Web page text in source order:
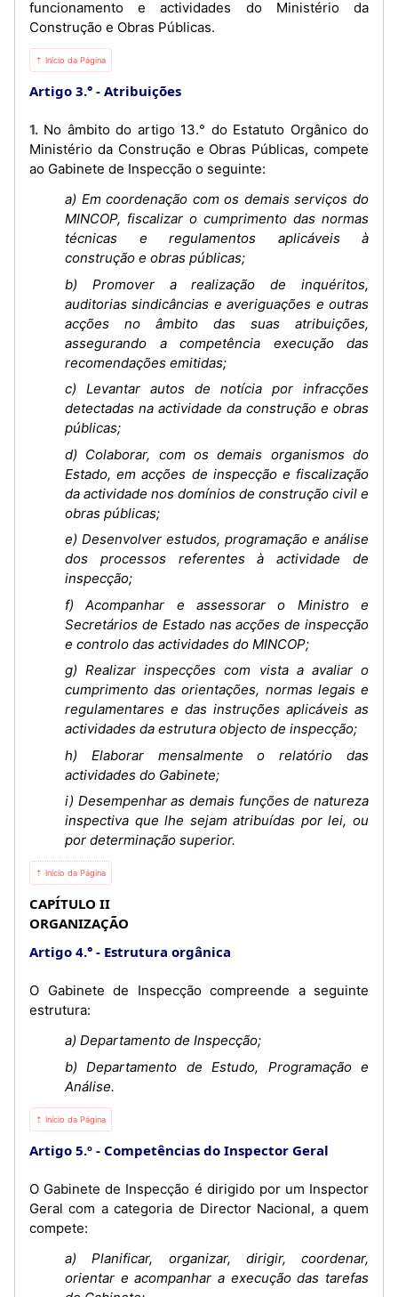
funcionamento e actividades do Ministério da
Construção e Obras Públicas.
⇡ Início da Página
Artigo 3.° Atribuições
1. No âmbito do artigo 13.° do Estatuto Orgânico do
Ministério da Construção e Obras Públicas, compete
ao Gabinete de Inspecção o seguinte:
a) Em coordenação com os demais serviços do
MINCOP, fiscalizar o cumprimento das normas
técnicas e regulamentos aplicáveis à
construção e obras públicas;
b) Promover a realização de inquéritos,
auditorias sindicâncias e averiguações e outras
acções no âmbito das suas atribuições,
assegurando a competência execução das
recomendações emitidas;
c) Levantar autos de notícia por infracções
detectadas na actividade da construção e obras
públicas;
d) Colaborar, com os demais organismos do
Estado, em acções de inspecção e fiscalização
da actividade nos domínios de construção civil e
obras públicas;
e) Desenvolver estudos, programação e análise
dos processos referentes à actividade de
inspecção;
f) Acompanhar e assessorar o Ministro e
Secretários de Estado nas acções de inspecção
e controlo das actividades do MINCOP;
g) Realizar inspecções com vista a avaliar o
cumprimento das orientações, normas legais e
regulamentares e das instruções aplicáveis as
actividades da estrutura objecto de inspecção;
h) Elaborar mensalmente o relatório das
actividades do Gabinete;
i) Desempenhar as demais funções de natureza
inspectiva que lhe sejam atribuídas por lei, ou
por determinação superior.
⇡ Início da Página
CAPÍTULO II
ORGANIZAÇÃO
Artigo 4.°
Estrutura orgânica
O Gabinete de Inspecção compreende a seguinte
estrutura:
a) Departamento de Inspecção;
b) Departamento de Estudo, Programação e
Análise.
⇡ Início da Página
Artigo 5.º Competências do Inspector Geral
O Gabinete de Inspecção é dirigido por um Inspector
Geral com a categoria de Director Nacional, a quem
compete:
a) Planificar, organizar, dirigir, coordenar,
orientar e acompanhar a execução das tarefas